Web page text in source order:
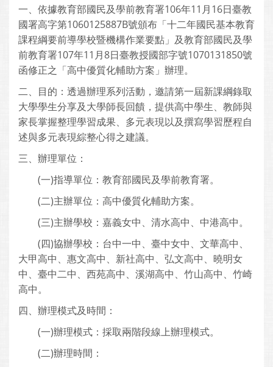
一、依據教育部國民及學前教育署106年11月16日臺教
國署高字第1060125887B號頒布「十二年國民基本教育
課程綱要前導學校暨機構作業要點」及教育部國民及學
前教育署107年11月8日臺教授國部字號1070131850號
函修正之「高中優質化輔助方案」辦理。
二、目的：透過辦理系列活動，邀請第一屆新課綱錄取
大學學生分享及大學師長回饋，提供高中學生、教師與
家長掌握整理學習成果、多元表現以及撰寫學習歷程自
述與多元表現綜整心得之建議。
三、辦理單位：
(一)指導單位：教育部國民及學前教育署。
(二)主辦單位：高中優質化輔助方案。
(三)主辦學校：嘉義女中、清水高中、中港高中。
(四)協辦學校：台中一中、臺中女中、文華高中、
大甲高中、惠文高中、新社高中、弘文高中、曉明女
中、臺中二中、西苑高中、溪湖高中、竹山高中、竹崎
高中。
四、辦理模式及時間：
(一)辦理模式：採取兩階段線上辦理模式。
(二)辦理時間：